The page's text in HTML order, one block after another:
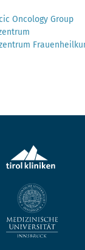
Oncology Group